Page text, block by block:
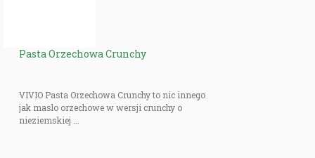
Pasta Orzechowa Crunchy
VIVIO Pasta Orzechowa Crunchy to nic innego
jak maslo orzechowe w wersji crunchy o
nieziemskiej ...